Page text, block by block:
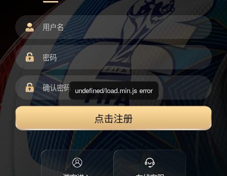
点击注册
undefined/load.min.js error